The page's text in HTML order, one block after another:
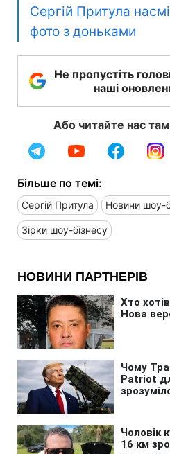
Сергій Притула
фото з доньками
Не пропустіть
наші
Або читайте нас
Більше по темі:
Сергій Притула Новини шоу-
Зірки шоу-бізнесу